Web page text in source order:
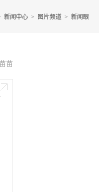
新闻中心 > 图片频道 > 新闻眼
苗